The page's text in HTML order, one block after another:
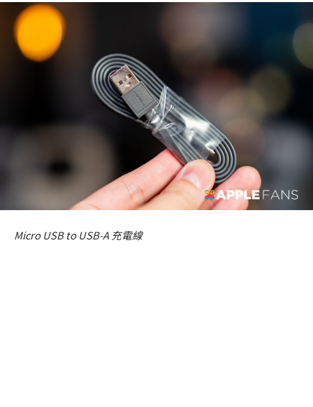
Micro USB to USB-A 充電線